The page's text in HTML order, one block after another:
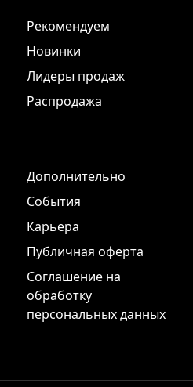
Рекомендуем
Новинки
Лидеры продаж
Распродажа
Дополнительно
События
Карьера
Публичная оферта
Соглашение на
обработку
персональных данных